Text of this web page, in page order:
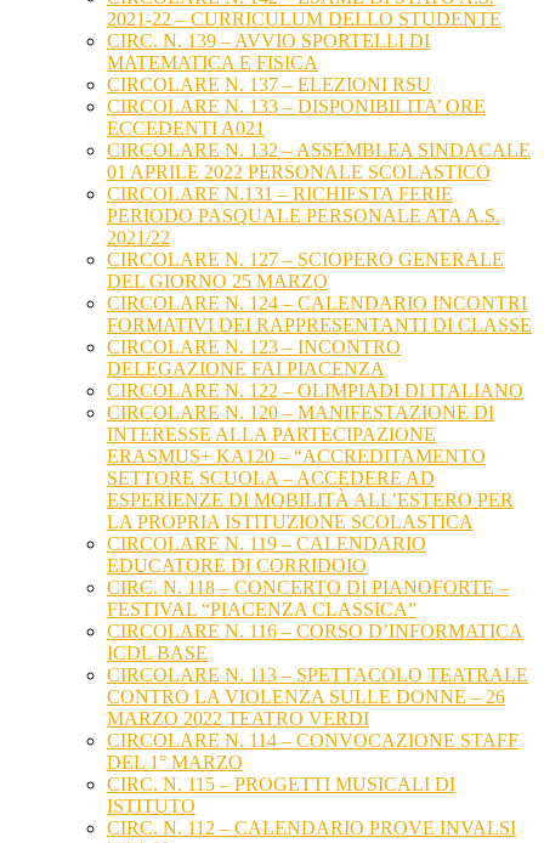
2021-22 – CURRICULUM DELLO STUDENTE
CIRC. N. 139 – AVVIO SPORTELLI DI
MATEMATICA E FISICA
CIRCOLARE N. 137 – ELEZIONI RSU
CIRCOLARE N. 133 – DISPONIBILITA’ ORE
ECCEDENTI A021
CIRCOLARE N. 132 – ASSEMBLEA SINDACALE
01 APRILE 2022 PERSONALE SCOLASTICO
CIRCOLARE N.131 – RICHIESTA FERIE
PERIODO PASQUALE PERSONALE ATA A.S.
2021/22
CIRCOLARE N. 127 – SCIOPERO GENERALE
DEL GIORNO 25 MARZO
CIRCOLARE N. 124 – CALENDARIO INCONTRI
FORMATIVI DEI RAPPRESENTANTI DI CLASSE
CIRCOLARE N. 123 – INCONTRO
DELEGAZIONE FAI PIACENZA
CIRCOLARE N. 122 – OLIMPIADI DI ITALIANO
CIRCOLARE N. 120 – MANIFESTAZIONE DI
INTERESSE ALLA PARTECIPAZIONE
ERASMUS+ KA120 – “ACCREDITAMENTO
SETTORE SCUOLA – ACCEDERE AD
ESPERIENZE DI MOBILITÀ ALL’ESTERO PER
LA PROPRIA ISTITUZIONE SCOLASTICA
CIRCOLARE N. 119 – CALENDARIO
EDUCATORE DI CORRIDOIO
CIRC. N. 118 – CONCERTO DI PIANOFORTE –
FESTIVAL “PIACENZA CLASSICA”
CIRCOLARE N. 116 – CORSO D’INFORMATICA
ICDL BASE
CIRCOLARE N. 113 – SPETTACOLO TEATRALE
CONTRO LA VIOLENZA SULLE DONNE – 26
MARZO 2022 TEATRO VERDI
CIRCOLARE N. 114 – CONVOCAZIONE STAFF
DEL 1° MARZO
CIRC. N. 115 – PROGETTI MUSICALI DI
ISTITUTO
CIRC. N. 112 – CALENDARIO PROVE INVALSI